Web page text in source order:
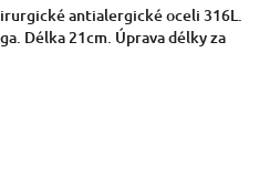
antialergické oceli 316L.
Délka 21cm. Úprava délky za